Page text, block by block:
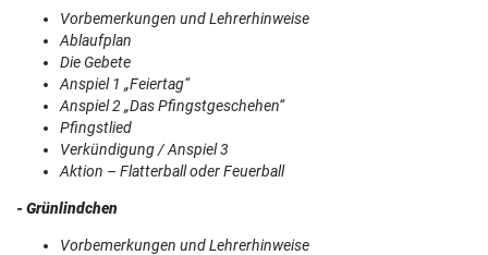
Vorbemerkungen und Lehrerhinweise
Ablaufplan
Die Gebete
Anspiel 1 „Feiertag“
Anspiel 2 „Das Pfingstgeschehen“
Pfingstlied
Verkündigung / Anspiel 3
Aktion – Flatterball oder Feuerball
- Grünlindchen
Vorbemerkungen und Lehrerhinweise